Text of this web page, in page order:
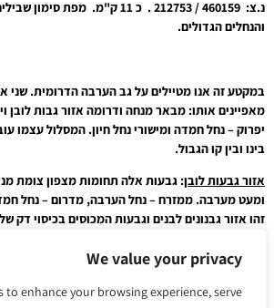
We value your privacy
to enhance your browsing experience, serve
והנחלים הגדולים.
במקטע זה אנו מטיילים על גב הערבה הדרומית. שני
מאפיינים אותו: מבאר מנחה ודרומה אזור גבות לובן
בינו ובין קו הגבול.
אזור גבעות לובן: גבעות אלה תחומות מצפון צומת
ומעט מערבה. ממזרח – נחל הערבה, מדרום – נחל
זהו אזור גבנונים לבנים וגבעות המכוסים בכיסוי
מנוחה, דרומה לנחל חמדה ומזרחה לנחל הערבה. שיא
לצפון – מזרח והוא מתנקז אל נחל הערבה. אל נחל